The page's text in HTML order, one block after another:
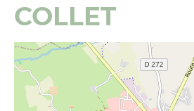
COLLET